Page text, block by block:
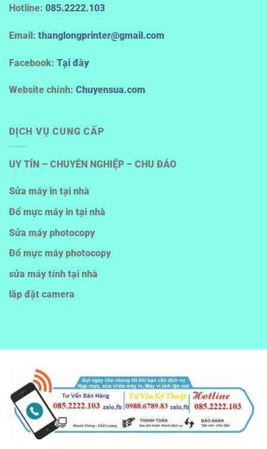
Hotline: 085.2222.103
Email: thanglongprinter@gmail.com
Facebook: Tại đây
Website chính: Chuyensua.com
DỊCH VỤ CUNG CẤP
UY TÍN – CHUYÊN NGHIỆP – CHU ĐÁO
Sửa máy in tại nhà
Đổ mực máy in tại nhà
Sửa máy photocopy
Đổ mực máy photocopy
sửa máy tính tại nhà
lắp đặt camera